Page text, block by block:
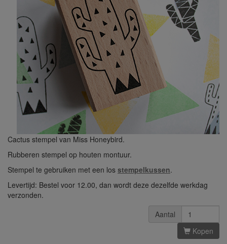
Cactus stempel van Miss Honeybird.
Rubberen stempel op houten montuur.
Stempel te gebruiken met een los stempelkussen.
Levertijd: Bestel voor 12.00, dan wordt deze dezelfde werkdag
verzonden.
Aantal
Kopen